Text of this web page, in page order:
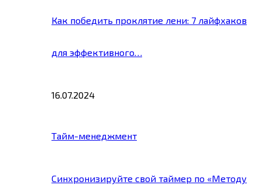
Как победить проклятие лени: 7 лайфхаков
для эффективного…
16.07.2024
Тайм-менеджмент
Синхронизируйте свой таймер по «Методу